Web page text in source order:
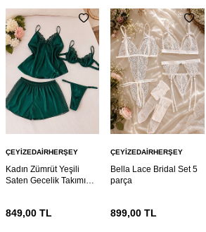
ÇEYIZEDAIRHERŞEY
Kadın Zümrüt Yeşili
Saten Gecelik Takımı
Çeyizlik Set
849,00 TL
ÇEYIZEDAIRHERŞEY
Bella Lace Bridal Set 5
parça
899,00 TL